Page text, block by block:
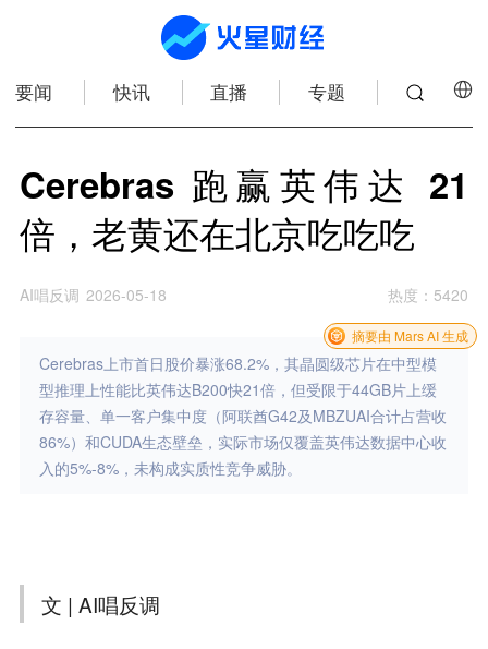
要闻 快讯 直播 专题
Cerebras 跑赢英伟达 21
倍，老黄还在北京吃吃吃
AI唱反调 2026-05-18 热度 ： 5420
Cerebras上市首日股价暴涨68.2%，其晶圆级芯片在中型模
型推理上性能比英伟达B200快21倍，但受限于44GB片上缓
存容量、单一客户集中度（阿联酋G42及MBZUAI合计占营收
86%）和CUDA生态壁垒，实际市场仅覆盖英伟达数据中心收
入的5%-8%，未构成实质性竞争威胁。
摘要由 Mars AI 生成
文 | AI唱反调